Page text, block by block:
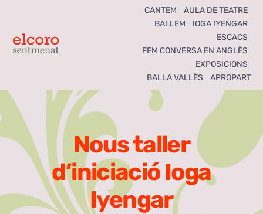
content
Toggle
Notícies
Seccions
CANTEM
AULA DE TEATRE
BALLEM
IOGA IYENGAR
ESCACS
FEM CONVERSA EN ANGLÈS
EXPOSICIONS
BALLA VALLÈS
APROPART
Nous taller
d’iniciació Ioga
Iyengar